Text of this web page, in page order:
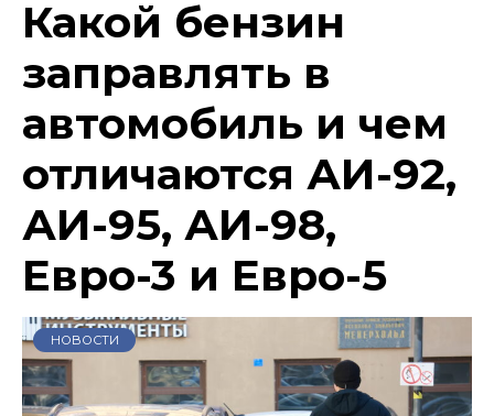
Какой бензин
заправлять в
автомобиль и чем
отличаются АИ-92,
АИ-95, АИ-98,
Евро-3 и Евро-5
НОВОСТИ